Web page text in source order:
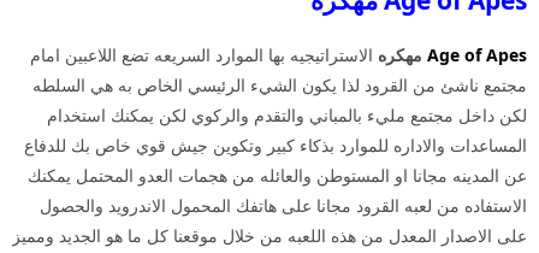
Age of Apes مهكره الاستراتيجيه بها الموارد السريعه تضع اللاعبين امام
مجتمع ناشئ من القرود لذا يكون الشيء الرئيسي الخاص به هي السلطه
لكن داخل مجتمع مليء بالمباني والتقدم والركوي لكن يمكنك استخدام
المساعدات والاداره للموارد بذكاء كبير وتكوين جيش قوي خاص بك للدفاع
عن المدينه مجانا او المستوطن والعائله من هجمات العدو المحتمل يمكنك
الاستفاده من لعبه القرود مجانا على هاتفك المحمول الاندرويد والحصول
على الاصدار المعدل من هذه اللعبه من خلال موقعنا كل ما هو الجديد ومميز